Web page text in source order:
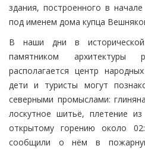
здания, построенного в
под именем дома купца
В наши дни в исторической
памятником архитектуры
располагается центр
дети и туристы могут
северными промыслами:
лоскутное шитьё, плетение
открытому горению около
сообщили о нём в пожарную